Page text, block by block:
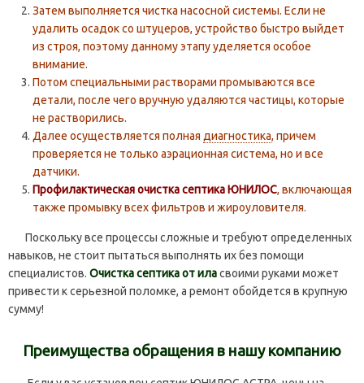
Затем выполняется чистка насосной системы. Если не
удалить осадок со штуцеров, устройство быстро выйдет
из строя, поэтому данному этапу уделяется особое
внимание.
Потом специальными растворами промываются все
детали, после чего вручную удаляются частицы, которые
не растворились.
Далее осуществляется полная диагностика, причем
проверяется не только аэрационная система, но и все
датчики.
Профилактическая очистка септика ЮНИЛОС, включающая
также промывку всех фильтров и жироуловителя.
Поскольку все процессы сложные и требуют определенных
навыков, не стоит пытаться выполнять их без помощи
специалистов. Очистка септика от иласвоими руками может
привести к серьезной поломке, а ремонт обойдется в крупную
сумму!
Преимущества обращения в нашу компанию